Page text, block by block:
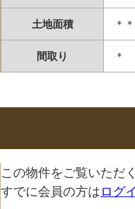
土地面積 ＊
間取り ＊
この物件をご覧いただ
すでに会員の方はログ